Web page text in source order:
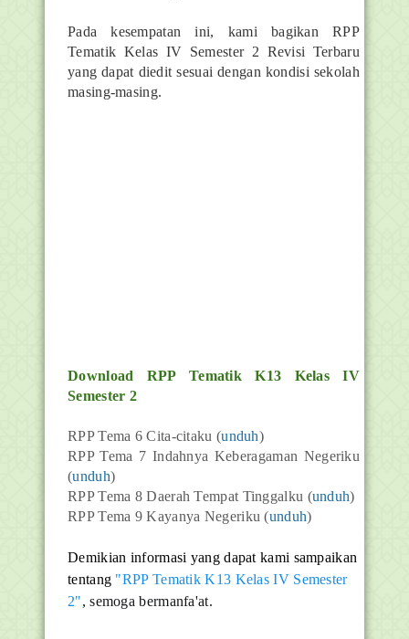
Pada kesempatan ini, kami bagikan RPP
Tematik Kelas IV Semester 2 Revisi Terbaru
yang dapat diedit sesuai dengan kondisi sekolah
masing-masing.
Download RPP Tematik K13 Kelas IV
Semester 2
RPP Tema 6 Cita-citaku (unduh)
RPP Tema 7 Indahnya Keberagaman Negeriku
(unduh)
RPP Tema 8 Daerah Tempat Tinggalku (unduh)
RPP Tema 9 Kayanya Negeriku (unduh)
Demikian informasi yang dapat kami sampaikan
tentang "RPP Tematik K13 Kelas IV Semester
2", semoga bermanfa'at.